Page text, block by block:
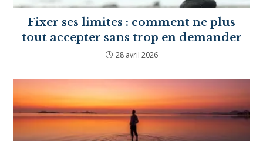
Fixer ses limites : comment ne plus
tout accepter sans trop en demander
28 avril 2026